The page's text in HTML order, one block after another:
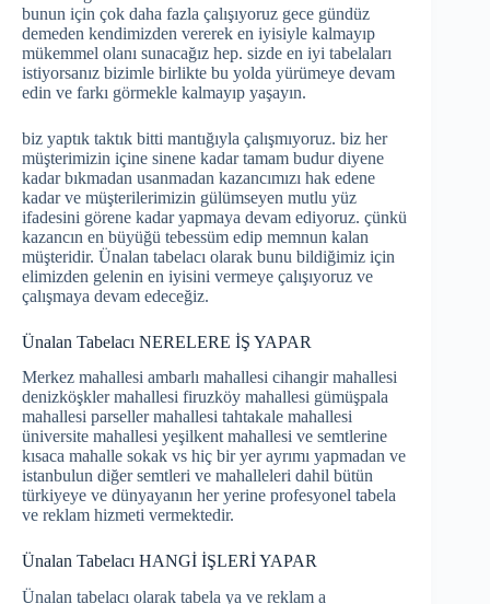
bunun için çok daha fazla çalışıyoruz gece gündüz
demeden kendimizden vererek en iyisiyle kalmayıp
mükemmel olanı sunacağız hep. sizde en iyi tabelaları
istiyorsanız bizimle birlikte bu yolda yürümeye devam
edin ve farkı görmekle kalmayıp yaşayın.
biz yaptık taktık bitti mantığıyla çalışmıyoruz. biz her
müşterimizin içine sinene kadar tamam budur diyene
kadar bıkmadan usanmadan kazancımızı hak edene
kadar ve müşterilerimizin gülümseyen mutlu yüz
ifadesini görene kadar yapmaya devam ediyoruz. çünkü
kazancın en büyüğü tebessüm edip memnun kalan
müşteridir. Ünalan tabelacı olarak bunu bildiğimiz için
elimizden gelenin en iyisini vermeye çalışıyoruz ve
çalışmaya devam edeceğiz.
Ünalan Tabelacı NERELERE İŞ YAPAR
Merkez mahallesi ambarlı mahallesi cihangir mahallesi
denizköşkler mahallesi firuzköy mahallesi gümüşpala
mahallesi parseller mahallesi tahtakale mahallesi
üniversite mahallesi yeşilkent mahallesi ve semtlerine
kısaca mahalle sokak vs hiç bir yer ayrımı yapmadan ve
istanbulun diğer semtleri ve mahalleleri dahil bütün
türkiyeye ve dünyayanın her yerine profesyonel tabela
ve reklam hizmeti vermektedir.
Ünalan Tabelacı HANGİ İŞLERİ YAPAR
Ünalan tabelacı olarak tabela ya ve reklam a